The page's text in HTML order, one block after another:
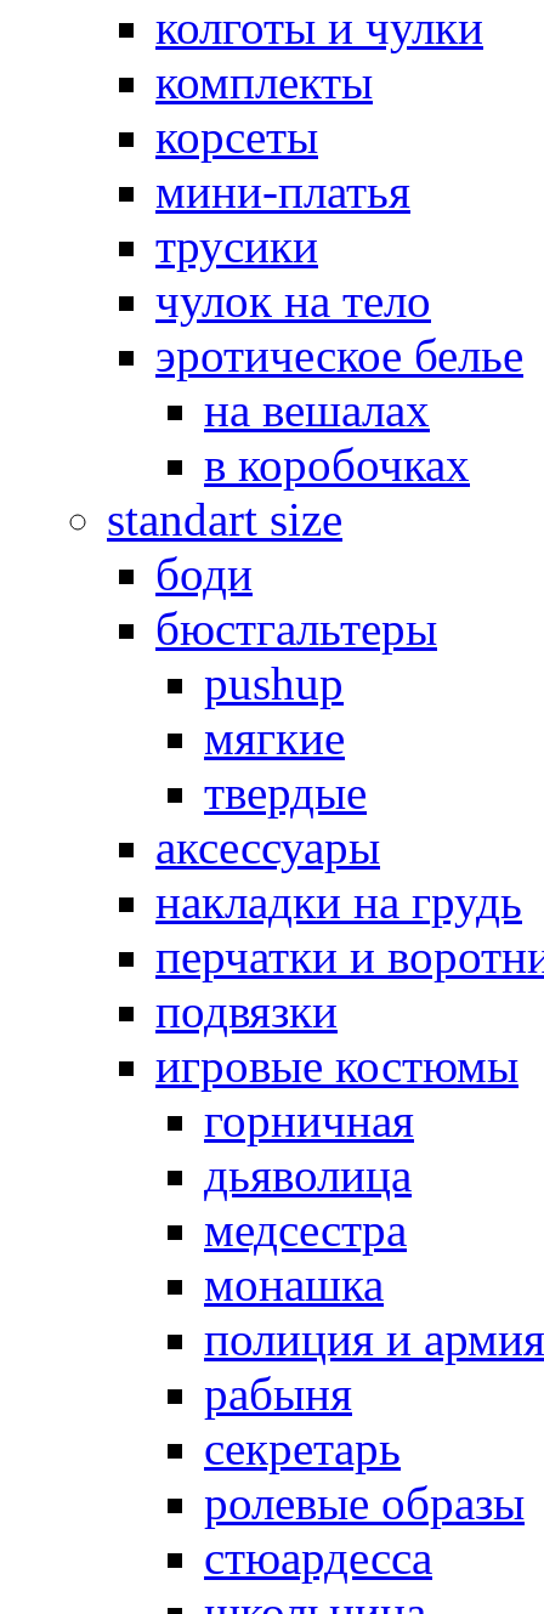
колготы и чулки
комплекты
корсеты
мини-платья
трусики
чулок на тело
эротическое белье
на вешалах
в коробочках
standart size
боди
бюстгальтеры
pushup
мягкие
твердые
аксессуары
накладки на грудь
перчатки и
подвязки
игровые костюмы
горничная
дьяволица
медсестра
монашка
полиция и армия
рабыня
секретарь
ролевые образы
стюардесса